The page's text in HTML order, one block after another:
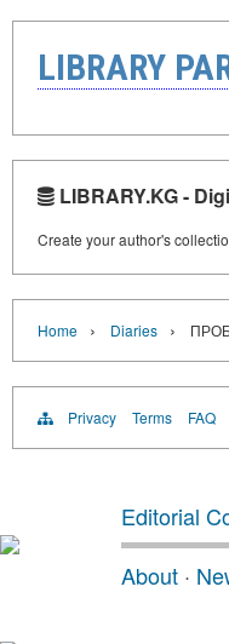
LIBRARY
LIBRARY.KG -
Create your author's
Home › Diaries ›
Privacy Terms FAQ
Editorial
About ·